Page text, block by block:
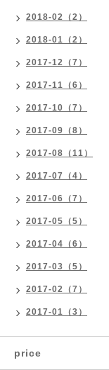
2018-02（2）
2018-01（2）
2017-12（7）
2017-11（6）
2017-10（7）
2017-09（8）
2017-08（11）
2017-07（4）
2017-06（7）
2017-05（5）
2017-04（6）
2017-03（5）
2017-02（7）
2017-01（3）
price